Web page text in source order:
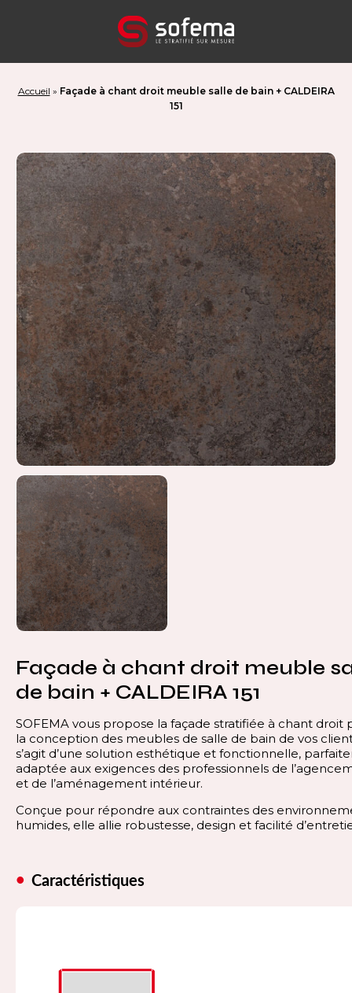
Accueil » Façade à chant droit meuble salle de bain + CALDEIRA
151
Façade à chant droit meuble
de bain + CALDEIRA 151
SOFEMA vous propose la façade stratifiée à chant droit
la conception des meubles de salle de bain de vos
s’agit d’une solution esthétique et fonctionnelle,
adaptée aux exigences des professionnels de
et de l’aménagement intérieur.
Conçue pour répondre aux contraintes des
humides, elle allie robustesse, design et facilité
Caractéristiques